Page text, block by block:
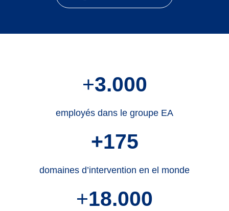
+3.000
employés dans le groupe EA
+175
domaines d’intervention en el monde
+18.000